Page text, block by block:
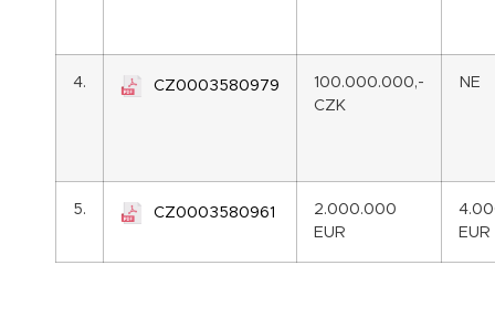
4. CZ0003580979
100.000.000,-
CZK
NE
5. CZ0003580961
2.000.000
EUR
EUR